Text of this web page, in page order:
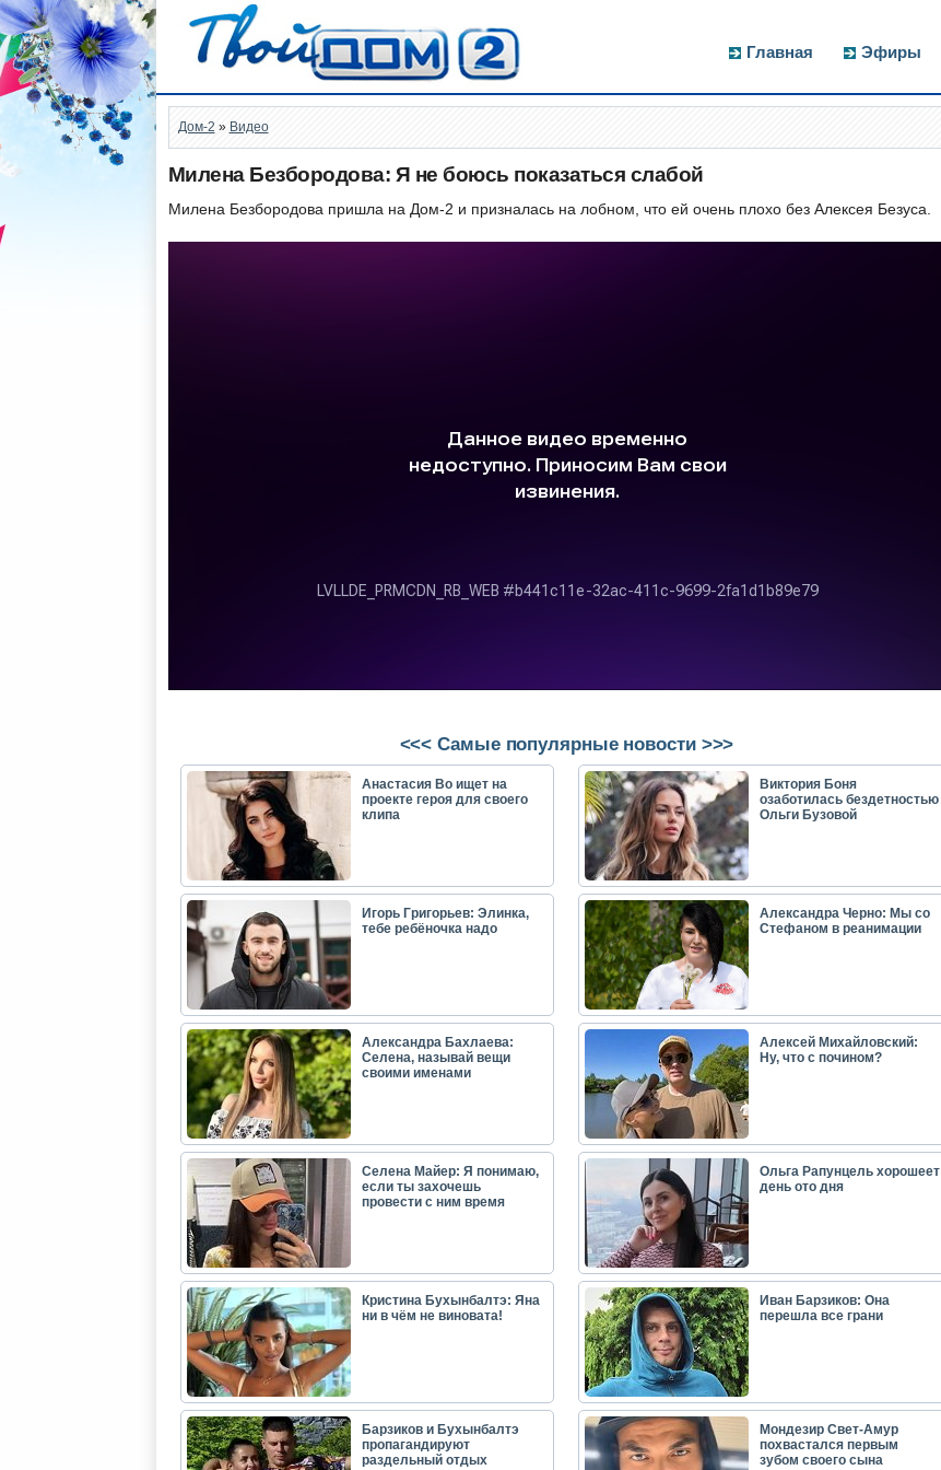
Главная Эфиры
Дом-2 » Видео
Милена Безбородова: Я не боюсь показаться слабой
Милена Безбородова пришла на Дом-2 и призналась на лобном, что ей очень плохо без Алексея Безуса.
<<< Самые популярные новости >>>
Анастасия Во ищет на
проекте героя для своего
клипа
Виктория Боня
озаботилась бездетностью
Ольги Бузовой
Игорь Григорьев: Элинка,
тебе ребёночка надо
Александра Черно: Мы со
Стефаном в реанимации
Александра Бахлаева:
Селена, называй вещи
своими именами
Алексей Михайловский:
Ну, что с почином?
Селена Майер: Я понимаю,
если ты захочешь
провести с ним время
Ольга Рапунцель хорошеет
день ото дня
Кристина Бухынбалтэ: Яна
ни в чём не виновата!
Иван Барзиков: Она
перешла все грани
Барзиков и Бухынбалтэ
пропагандируют
раздельный отдых
Мондезир Свет-Амур
похвастался первым
зубом своего сына